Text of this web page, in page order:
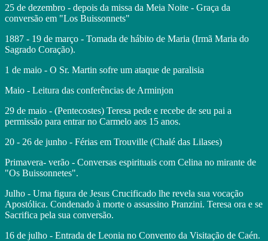
25 de dezembro - depois da missa da Meia Noite - Graça da
conversão em "Los Buissonnets"
1887 - 19 de março - Tomada de hábito de Maria (Irmã Maria do
Sagrado Coração).
1 de maio - O Sr. Martin sofre um ataque de paralisia
Maio - Leitura das conferências de Arminjon
29 de maio - (Pentecostes) Teresa pede e recebe de seu pai a
permissão para entrar no Carmelo aos 15 anos.
20 - 26 de junho - Férias em Trouville (Chalé das Lilases)
Primavera- verão - Conversas espirituais com Celina no mirante de
"Os Buissonnetes".
Julho - Uma figura de Jesus Crucificado lhe revela sua vocação
Apostólica. Condenado à morte o assassino Pranzini. Teresa ora e se
Sacrifica pela sua conversão.
16 de julho - Entrada de Leonia no Convento da Visitação de Caén.